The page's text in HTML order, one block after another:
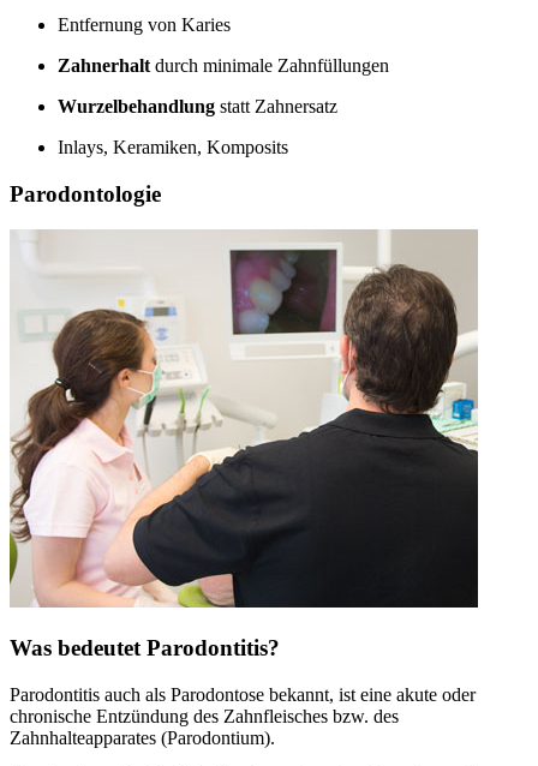
Entfernung von Karies
Zahnerhalt durch minimale Zahnfüllungen
Wurzelbehandlung statt Zahnersatz
Inlays, Keramiken, Komposits
Parodontologie
Was bedeutet Parodontitis?
Parodontitis auch als Parodontose bekannt, ist eine akute oder
chronische Entzündung des Zahnfleisches bzw. des
Zahnhalteapparates (Parodontium).